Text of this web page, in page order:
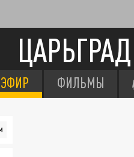
ЦАРЬГРАД
ЭФИР ФИЛЬМЫ